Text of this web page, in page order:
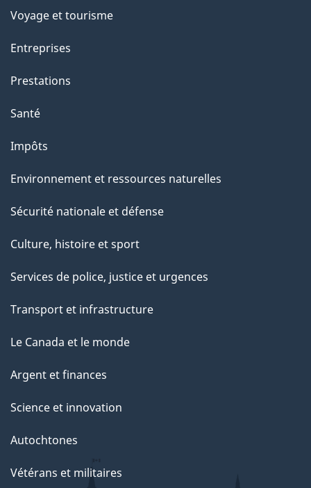
Voyage et tourisme
Entreprises
Prestations
Santé
Impôts
Environnement et ressources naturelles
Sécurité nationale et défense
Culture, histoire et sport
Services de police, justice et urgences
Transport et infrastructure
Le Canada et le monde
Argent et finances
Science et innovation
Autochtones
Vétérans et militaires